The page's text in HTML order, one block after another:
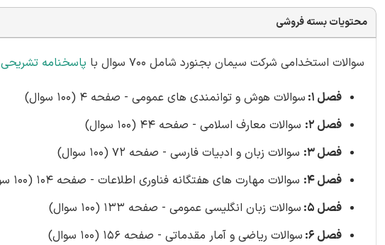
محتویات بسته فروشی
سوالات استخدامی شرکت سیمان بجنورد شامل 700 سوال با پاسخنامه تشریحی
فصل 1:
سوالات هوش و توانمندی های عمومی - صفحه 4 (100 سوال)
فصل 2:
سوالات معارف اسلامی - صفحه 44 (100 سوال)
فصل 3:
سوالات زبان و ادبیات فارسی - صفحه 72 (100 سوال)
فصل 4:
سوالات مهارت های هفتگانه فناوری اطلاعات - صفحه 104 (100 سوال)
فصل 5:
سوالات زبان انگلیسی عمومی - صفحه 133 (100 سوال)
فصل 6:
سوالات ریاضی و آمار مقدماتی - صفحه 156 (100 سوال)